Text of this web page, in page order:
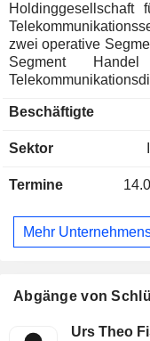
zwei operative
Segment
Fernsehen, von
den Gross-
sowie Zubehör. Im
(MVNO)-Angebot
Beratungs- und
Beschäftigte
Sektor
Termine
Mehr
Abgänge von
Urs Theo